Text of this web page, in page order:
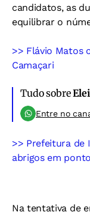
candidatos, as
equilibrar o
>> Flávio Matos
Camaçari
Tudo sobre
Entre no
>> Prefeitura de
abrigos em
Na tentativa de